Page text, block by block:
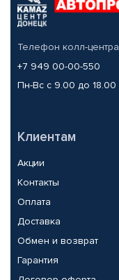
Телефон колл-центра
+7 949 00-00-550
Пн-Вс с 9.00 до 18.00
Клиентам
Акции
Контакты
Оплата
Доставка
Обмен и возврат
Гарантия